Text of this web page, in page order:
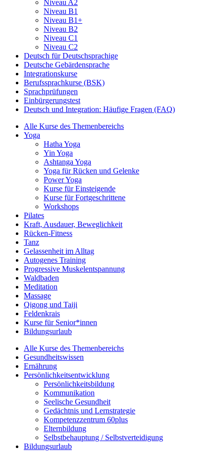
Niveau A2
Niveau B1
Niveau B1+
Niveau B2
Niveau C1
Niveau C2
Deutsch für Deutschsprachige
Deutsche Gebärdensprache
Integrationskurse
Berufssprachkurse (BSK)
Sprachprüfungen
Einbürgerungstest
Deutsch und Integration: Häufige Fragen (FAQ)
Alle Kurse des Themenbereichs
Yoga
Hatha Yoga
Yin Yoga
Ashtanga Yoga
Yoga für Rücken und Gelenke
Power Yoga
Kurse für Einsteigende
Kurse für Fortgeschrittene
Workshops
Pilates
Kraft, Ausdauer, Beweglichkeit
Rücken-Fitness
Tanz
Gelassenheit im Alltag
Autogenes Training
Progressive Muskelentspannung
Waldbaden
Meditation
Massage
Qigong und Taiji
Feldenkrais
Kurse für Senior*innen
Bildungsurlaub
Alle Kurse des Themenbereichs
Gesundheitswissen
Ernährung
Persönlichkeitsentwicklung
Persönlichkeitsbildung
Kommunikation
Seelische Gesundheit
Gedächtnis und Lernstrategie
Kompetenzzentrum 60plus
Elternbildung
Selbstbehauptung / Selbstverteidigung
Bildungsurlaub